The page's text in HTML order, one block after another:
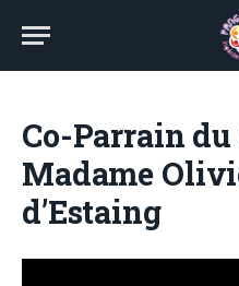
Co-Parrain du
Madame
d’Estaing